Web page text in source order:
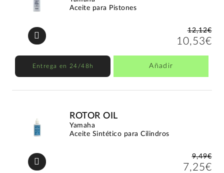
Aceite para Pistones
12,12€
10,53€
Entrega en 24/48h Añadir
ROTOR OIL
Yamaha
Aceite Sintético para Cilindros
9,49€
7,25€